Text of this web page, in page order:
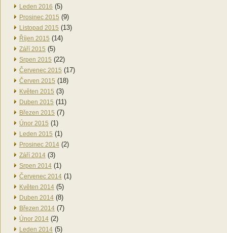
Leden 2016 (5)
Prosinec 2015 (9)
Listopad 2015 (13)
Říjen 2015 (14)
Září 2015 (5)
Srpen 2015 (22)
Červenec 2015 (17)
Červen 2015 (18)
Květen 2015 (3)
Duben 2015 (11)
Březen 2015 (7)
Únor 2015 (1)
Leden 2015 (1)
Prosinec 2014 (2)
Září 2014 (3)
Srpen 2014 (1)
Červenec 2014 (1)
Květen 2014 (5)
Duben 2014 (8)
Březen 2014 (7)
Únor 2014 (2)
Leden 2014 (5)